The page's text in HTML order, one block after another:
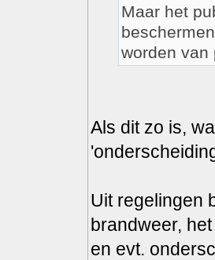
Maar het
worden van
Als dit zo is,
Uit regelingen
brandweer,
en evt.